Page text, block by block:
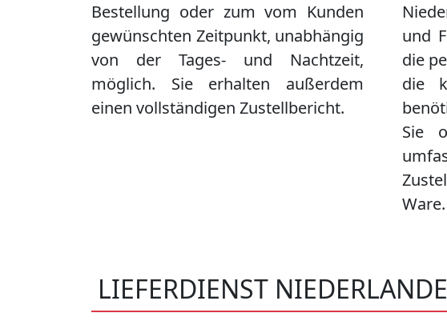
und
die
die
Sie
Ware.
Bestellung oder zum vom Kunden
gewünschten Zeitpunkt, unabhängig
von der Tages- und Nachtzeit,
möglich. Sie erhalten außerdem
einen vollständigen Zustellbericht.
LIEFERDIENST NIEDERLANDE